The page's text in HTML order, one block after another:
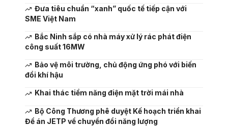
Đưa tiêu chuẩn “xanh” quốc tế tiếp cận với
SME Việt Nam
Bắc Ninh sắp có nhà máy xử lý rác phát điện
công suất 16MW
Bảo vệ môi trường, chủ động ứng phó với biến
đổi khí hậu
Khai thác tiềm năng điện mặt trời mái nhà
Bộ Công Thương phê duyệt Kế hoạch triển khai
Đề án JETP về chuyển đổi năng lượng